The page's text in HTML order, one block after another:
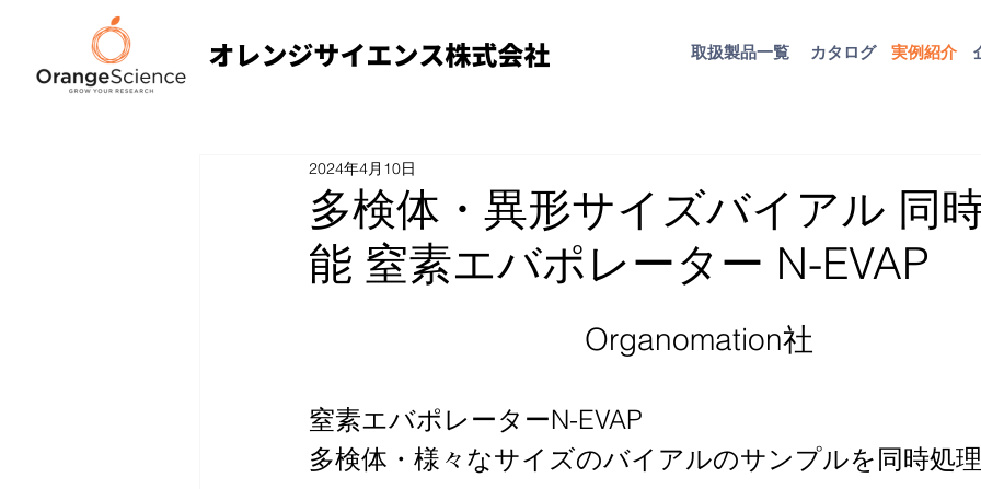
取扱​製品一覧 ​実例紹介
カタログ
多検体・異形サイズバイアル 同
能 窒素エバポレーター N-EVAP
2024年4月10日
Organomation社
窒素エバポレーターN-EVAP
多検体・様々なサイズのバイアルのサンプルを同時処